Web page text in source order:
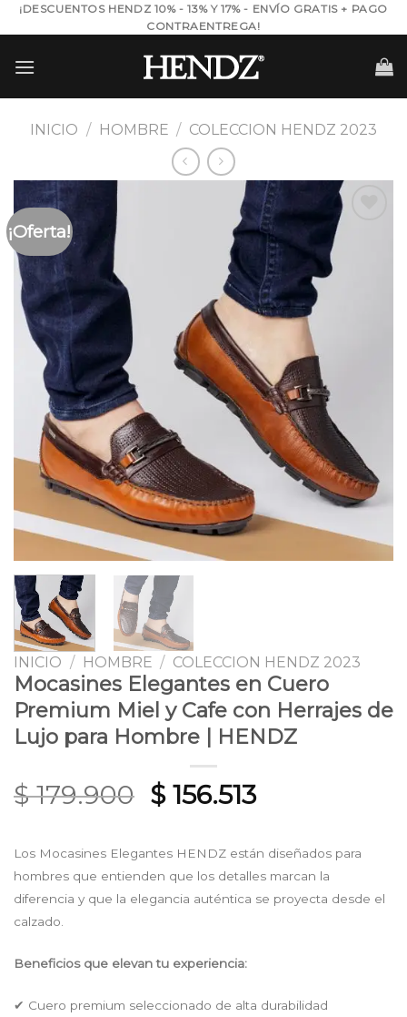
Skip
to
¡DESCUENTOS HENDZ 10% - 13% Y 17% - ENVÍO GRATIS + PAGO
CONTRAENTREGA!
INICIO / HOMBRE / COLECCION HENDZ 2023
¡Oferta!
INICIO / HOMBRE / COLECCION HENDZ 2023
Mocasines Elegantes en Cuero
Premium Miel y Cafe con Herrajes de
Lujo para Hombre | HENDZ
$179.900 Original
was:
$ 179.900.
$156.513Current
is:
$ 156.513.
Los Mocasines Elegantes HENDZ están diseñados para
hombres que entienden que los detalles marcan la
diferencia y que la elegancia auténtica se proyecta desde el
calzado.
Beneficios que elevan tu experiencia:
✔ Cuero premium seleccionado de alta durabilidad